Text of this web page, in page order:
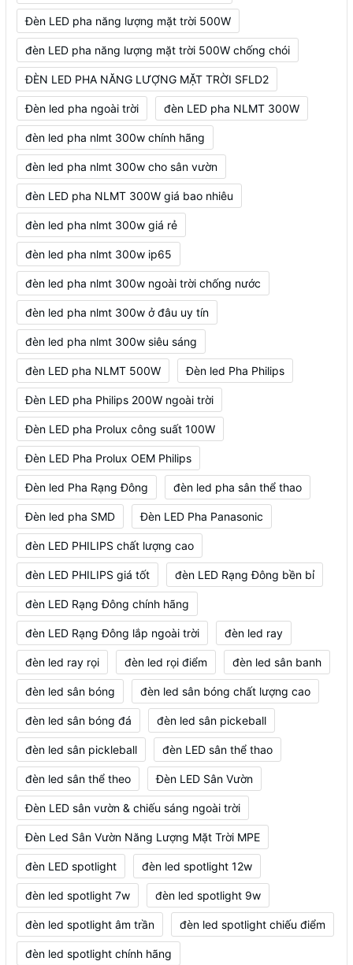
Đèn LED pha năng lượng mặt trời 500W
đèn LED pha năng lượng mặt trời 500W chống chói
ĐÈN LED PHA NĂNG LƯỢNG MẶT TRỜI SFLD2
Đèn led pha ngoài trời đèn LED pha NLMT 300W
đèn led pha nlmt 300w chính hãng
đèn led pha nlmt 300w cho sân vườn
đèn LED pha NLMT 300W giá bao nhiêu
đèn led pha nlmt 300w giá rẻ
đèn led pha nlmt 300w ip65
đèn led pha nlmt 300w ngoài trời chống nước
đèn led pha nlmt 300w ở đâu uy tín
đèn led pha nlmt 300w siêu sáng
đèn LED pha NLMT 500W Đèn led Pha Philips
Đèn LED pha Philips 200W ngoài trời
Đèn LED pha Prolux công suất 100W
Đèn LED Pha Prolux OEM Philips
Đèn led Pha Rạng Đông đèn led pha sân thể thao
Đèn led pha SMD Đèn LED Pha Panasonic
đèn LED PHILIPS chất lượng cao
đèn LED PHILIPS giá tốt đèn LED Rạng Đông bền bỉ
đèn LED Rạng Đông chính hãng
đèn LED Rạng Đông lắp ngoài trời đèn led ray
đèn led ray rọi đèn led rọi điểm đèn led sân banh
đèn led sân bóng đèn led sân bóng chất lượng cao
đèn led sân bóng đá đèn led sân pickeball
đèn led sân pickleball đèn LED sân thể thao
đèn led sân thể theo Đèn LED Sân Vườn
Đèn LED sân vườn & chiếu sáng ngoài trời
Đèn Led Sân Vườn Năng Lượng Mặt Trời MPE
đèn LED spotlight đèn led spotlight 12w
đèn led spotlight 7w đèn led spotlight 9w
đèn led spotlight âm trần đèn led spotlight chiếu điểm
đèn led spotlight chính hãng